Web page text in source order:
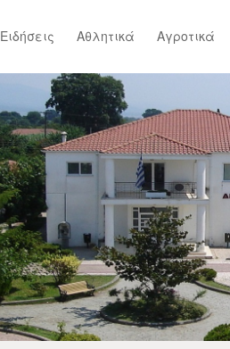
Ειδήσεις Αθλητικά Αγροτικά